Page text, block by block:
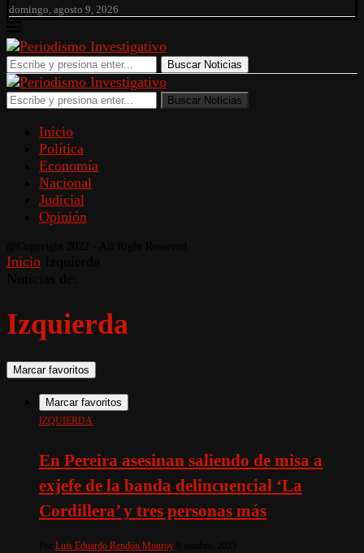
domingo, agosto 9, 2026
Buscar Noticias
Buscar Noticias
Inicio
Política
Economía
Nacional
Judicial
Opinión
Inicio
Izquierda
Marcar favoritos
Marcar favoritos
IZQUIERDA
En Pereira asesinan saliendo de misa a
exjefe de la banda delincuencial ‘La
Cordillera’ y tres personas más
Luis Eduardo Rendón Monroy